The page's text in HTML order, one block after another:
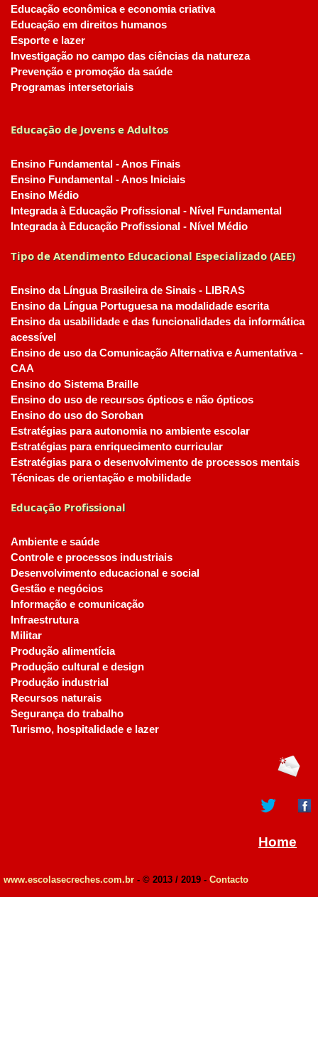
Educação econômica e economia criativa
Educação em direitos humanos
Esporte e lazer
Investigação no campo das ciências da natureza
Prevenção e promoção da saúde
Programas intersetoriais
Educação de Jovens e Adultos
Ensino Fundamental - Anos Finais
Ensino Fundamental - Anos Iniciais
Ensino Médio
Integrada à Educação Profissional - Nível Fundamental
Integrada à Educação Profissional - Nível Médio
Tipo de Atendimento Educacional Especializado (AEE)
Ensino da Língua Brasileira de Sinais - LIBRAS
Ensino da Língua Portuguesa na modalidade escrita
Ensino da usabilidade e das funcionalidades da informática
acessível
Ensino de uso da Comunicação Alternativa e Aumentativa -
CAA
Ensino do Sistema Braille
Ensino do uso de recursos ópticos e não ópticos
Ensino do uso do Soroban
Estratégias para autonomia no ambiente escolar
Estratégias para enriquecimento curricular
Estratégias para o desenvolvimento de processos mentais
Técnicas de orientação e mobilidade
Educação Profissional
Ambiente e saúde
Controle e processos industriais
Desenvolvimento educacional e social
Gestão e negócios
Informação e comunicação
Infraestrutura
Militar
Produção alimentícia
Produção cultural e design
Produção industrial
Recursos naturais
Segurança do trabalho
Turismo, hospitalidade e lazer
Home
www.escolasecreches.com.br - © 2013 / 2019 - Contacto